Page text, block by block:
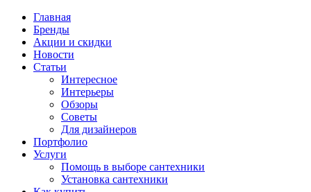
Главная
Бренды
Акции и скидки
Новости
Статьи
Интересное
Интерьеры
Обзоры
Советы
Для дизайнеров
Портфолио
Услуги
Помощь в выборе сантехники
Установка сантехники